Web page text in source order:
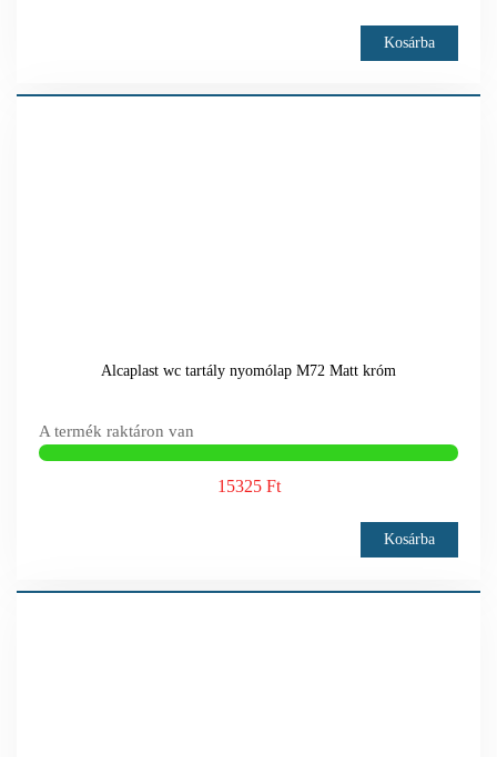
Kosárba
Alcaplast wc tartály nyomólap M72 Matt króm
A termék raktáron van
15325 Ft
Kosárba